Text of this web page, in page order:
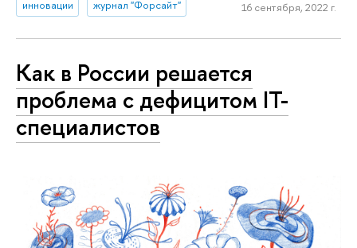
инновации журнал "Форсайт" 16 сентября, 2022 г.
Как в России решается
проблема с дефицитом IT-
специалистов